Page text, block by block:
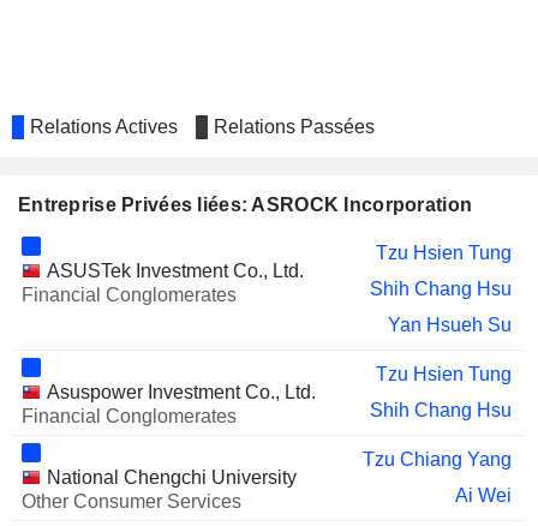
Relations Actives Relations Passées
Entreprise Privées liées: ASROCK Incorporation
ASUSTek Investment Co., Ltd.
Financial Conglomerates
Tzu Hsien Tung
Shih Chang Hsu
Yan Hsueh Su
Asuspower Investment Co., Ltd.
Financial Conglomerates
Tzu Hsien Tung
Shih Chang Hsu
National Chengchi University
Other Consumer Services
Tzu Chiang Yang
Ai Wei